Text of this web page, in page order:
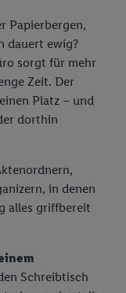
Papierbergen,
dauert ewig?
sorgt für mehr
Zeit. Der
Platz – und
dorthin
in denen
alles griffbereit
Schreibtisch